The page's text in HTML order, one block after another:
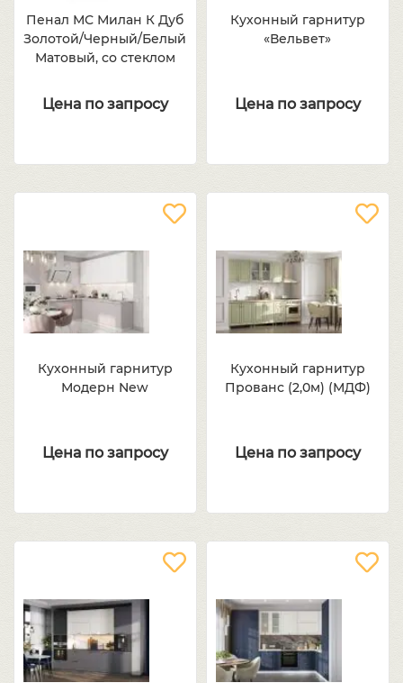
Пенал МС Милан К Дуб
Золотой/Черный/Белый
Матовый, со стеклом
Цена по запросу
Кухонный гарнитур
«Вельвет»
Цена по запросу
Кухонный гарнитур
Модерн New
Цена по запросу
Кухонный гарнитур
Прованс (2,0м) (МДФ)
Цена по запросу